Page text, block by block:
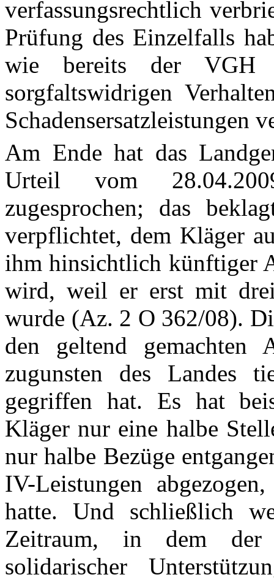
verfassungsrechtlich
Prüfung des Einzelfalls
wie bereits der VGH
sorgfaltswidrigen
Schadensersatzleistungen
Am Ende hat das
Urteil vom
zugesprochen; das
verpflichtet, dem Kläger
ihm hinsichtlich künftiger
wird, weil er erst mit
wurde (Az. 2 O 362/08).
den geltend gemachten
zugunsten des Landes
gegriffen hat. Es hat
Kläger nur eine halbe
nur halbe Bezüge
IV-Leistungen
hatte. Und schließlich
Zeitraum, in dem der
solidarischer